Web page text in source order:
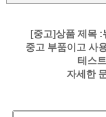
[중고]상품 제목 :
중고 부품이고 사
테스
자세한